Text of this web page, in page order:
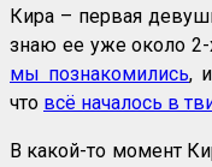
Кира – первая
знаю ее уже около
мы познакомились,
что всё началось в
В какой-то момент